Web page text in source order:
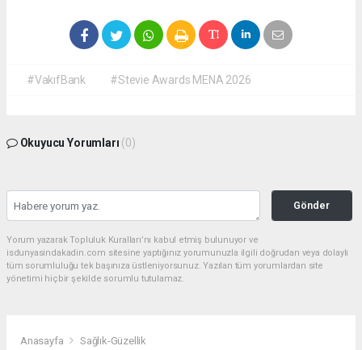
#VakıfBank #Stevie Awards MENA 2026
Okuyucu Yorumları (0)
Gönder
Yorum yazarak Topluluk Kuralları’nı kabul etmiş bulunuyor ve
isdunyasindakadin.com sitesine yaptığınız yorumunuzla ilgili doğrudan veya dolaylı
tüm sorumluluğu tek başınıza üstleniyorsunuz. Yazılan tüm yorumlardan site
yönetimi hiçbir şekilde sorumlu tutulamaz.
Anasayfa Sağlık-Güzellik